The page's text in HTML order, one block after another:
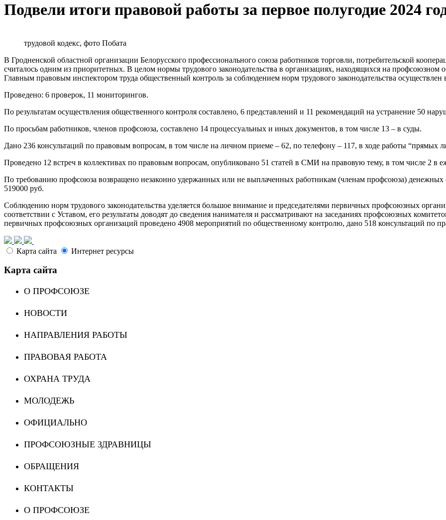
Подвели итоги правовой работы за первое полугодие 2024
трудовой кодекс, фото Побата
В Гродненской областной организации Белорусского профессионального союза работников торговли, потребительской
считалось одним из приоритетных. В целом нормы трудового законодательства в организациях, находящихся на профсоюзном
Главным правовым инспектором труда общественный контроль за соблюдением норм трудового законодательства осуществлен
Проведено: 6 проверок, 11 мониторингов.
По результатам осуществления общественного контроля составлено, 6 представлений и 11 рекомендаций на устранение 50
По просьбам работников, членов профсоюза, составлено 14 процессуальных и иных документов, в том числе 13 – в суды.
Дано 236 консультаций по правовым вопросам, в том числе на личном приеме – 62, по телефону – 117, в ходе работы “прямых
Проведено 12 встреч в коллективах по правовым вопросам, опубликовано 51 статей в СМИ на правовую тему, в том числе 2 в
По требованию профсоюза возвращено незаконно удержанных или не выплаченных работникам (членам профсоюза)
519000 руб.
Соблюдению норм трудового законодательства уделяется большое внимание и председателями первичных профсоюзных
соответствии с Уставом, его результаты доводят до сведения нанимателя и рассматривают на заседаниях профсоюзных
первичных профсоюзных организаций проведено 4908 мероприятий по общественному контролю, дано 518 консультаций по
Карта сайта Интернет ресурсы
Карта сайта
О ПРОФСОЮЗЕ
НОВОСТИ
НАПРАВЛЕНИЯ РАБОТЫ
ПРАВОВАЯ РАБОТА
ОХРАНА ТРУДА
МОЛОДЕЖЬ
ОФИЦИАЛЬНО
ПРОФСОЮЗНЫЕ ЗДРАВНИЦЫ
ОБРАЩЕНИЯ
КОНТАКТЫ
О ПРОФСОЮЗЕ